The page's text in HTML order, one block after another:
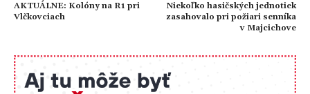
AKTUÁLNE: Kolóny na R1 pri
Vlčkovciach
Niekoľko hasičských jednotiek
zasahovalo pri požiari senníka
v Majcichove